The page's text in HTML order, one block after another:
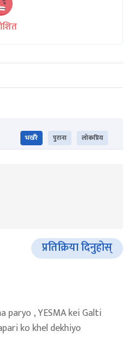
भर्खरै पुराना लोकप्रिय
प्रतिक्रिया दिनुहोस्
paryo , YESMA kei Galti
ko khel dekhiyo